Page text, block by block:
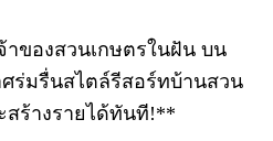
ของสวนเกษตรในฝัน บน
ร่มรื่นสไตล์รีสอร์ทบ้านสวน
สร้างรายได้ทันที!**